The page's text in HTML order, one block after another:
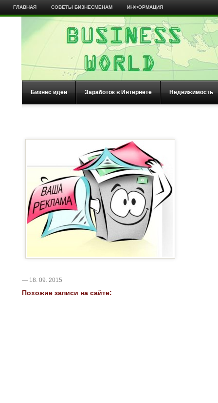
ГЛАВНАЯ СОВЕТЫ БИЗНЕСМЕНАМ ИНФОРМАЦИЯ
Бизнес идеи Заработок в Интернете Недвижимость
— 18. 09. 2015
Похожие записи на сайте: